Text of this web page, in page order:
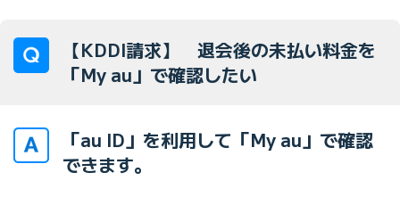
【KDDI請求】 退会後の未払い料金を
「My au」で確認したい
「au ID」を利用して「My au」で確認
できます。